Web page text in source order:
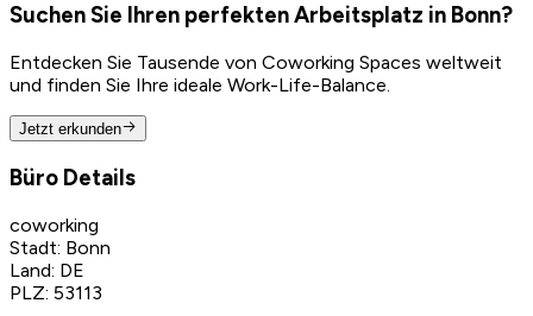
Suchen Sie Ihren perfekten Arbeitsplatz in Bonn?
Entdecken Sie Tausende von Coworking Spaces weltweit
und finden Sie Ihre ideale Work-Life-Balance.
Jetzt erkunden
Büro Details
coworking
Stadt: Bonn
Land: DE
PLZ: 53113